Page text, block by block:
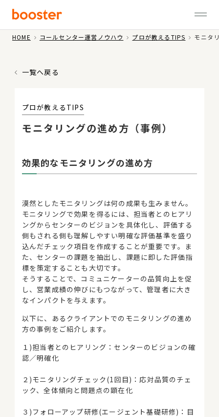
HOME コールセンター運営ノウハウ プロが教えるTIPS モニタ
一覧へ戻る
プロが教えるTIPS
モニタリングの進め方（事例）
効果的なモニタリングの進め方
漠然としたモニタリングは何の成果も生みません。
モニタリングで効果を得るには、担当者とのヒアリ
ングからセンターのビジョンを具体化し、評価する
側もされる側も理解しやすい明確な評価基準を盛り
込んだチェック項目を作成することが重要です。ま
た、センターの課題を抽出し、課題に即した評価指
標を策定することも大切です。
そうすることで、コミュニケーターの品質向上を促
し、営業成績の伸びにもつながって、管理者に大き
なインパクトを与えます。
以下に、あるクライアントでのモニタリングの進め
方の事例をご紹介します。
１)担当者とのヒアリング：センターのビジョンの確
認／明確化
２)モニタリングチェック(1回目)：応対品質のチェ
ック、全体傾向と問題点の顕在化
３)フォローアップ研修(エージェント基礎研修)：目